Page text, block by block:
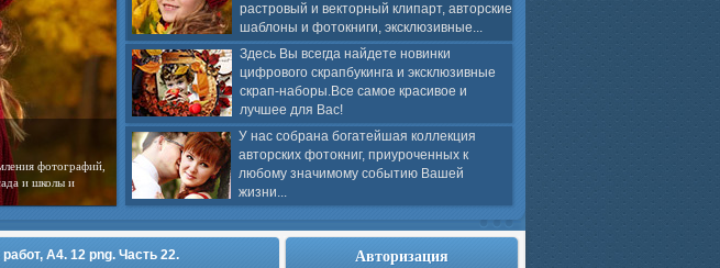
растровый и векторный клипарт, авторские
шаблоны и фотокниги, эксклюзивные...
Здесь Вы всегда найдете новинки
цифрового скрапбукинга и эксклюзивные
скрап-наборы.Все самое красивое и
лучшее для Вас!
У нас собрана богатейшая коллекция
авторских фотокниг, приуроченных к
любому значимому событию Вашей
жизни...
фотографий,
и школы и
А4. 12 png. Часть 22. Авторизация